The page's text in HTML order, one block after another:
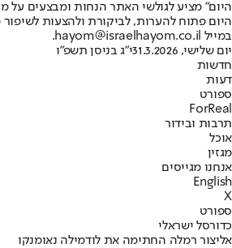
היום" מציע לגולשי האתר הנחות ומבצעים על
היום פתוח להערות, לביקורת ולהצעות לשיפור
במייל hayom@israelhayom.co.il.
יום שלישי, 31.3.2026
י"ג בניסן תשפ"ו
חדשות
דעות
ספורט
ForReal
תרבות ובידור
אוכל
מגזין
אנחנו מגייסים
English
X
ספורט
כדורסל ישראלי
אליצור רמלה החתימה את לודמילה נאומנקו